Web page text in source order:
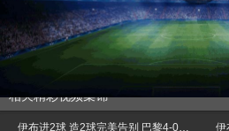
相关精彩视频集锦
伊布进2球 造2球完美告别 巴黎4-0胜南特